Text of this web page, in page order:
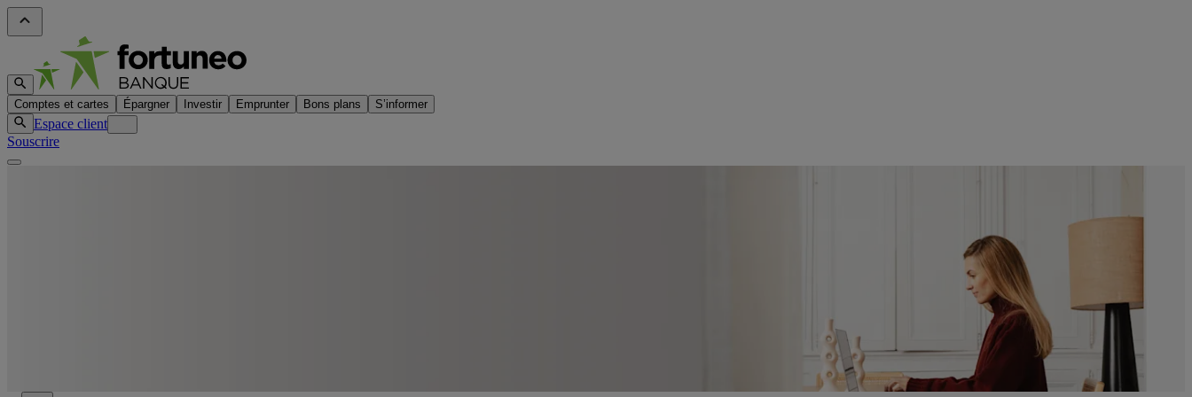
Comptes et cartes Épargner Investir Emprunter Bons plans S’informer
Espace client
Souscrire